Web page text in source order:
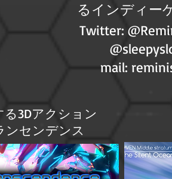
るインディー
Twitter:
mail:
3Dアクション
ンセンデンス